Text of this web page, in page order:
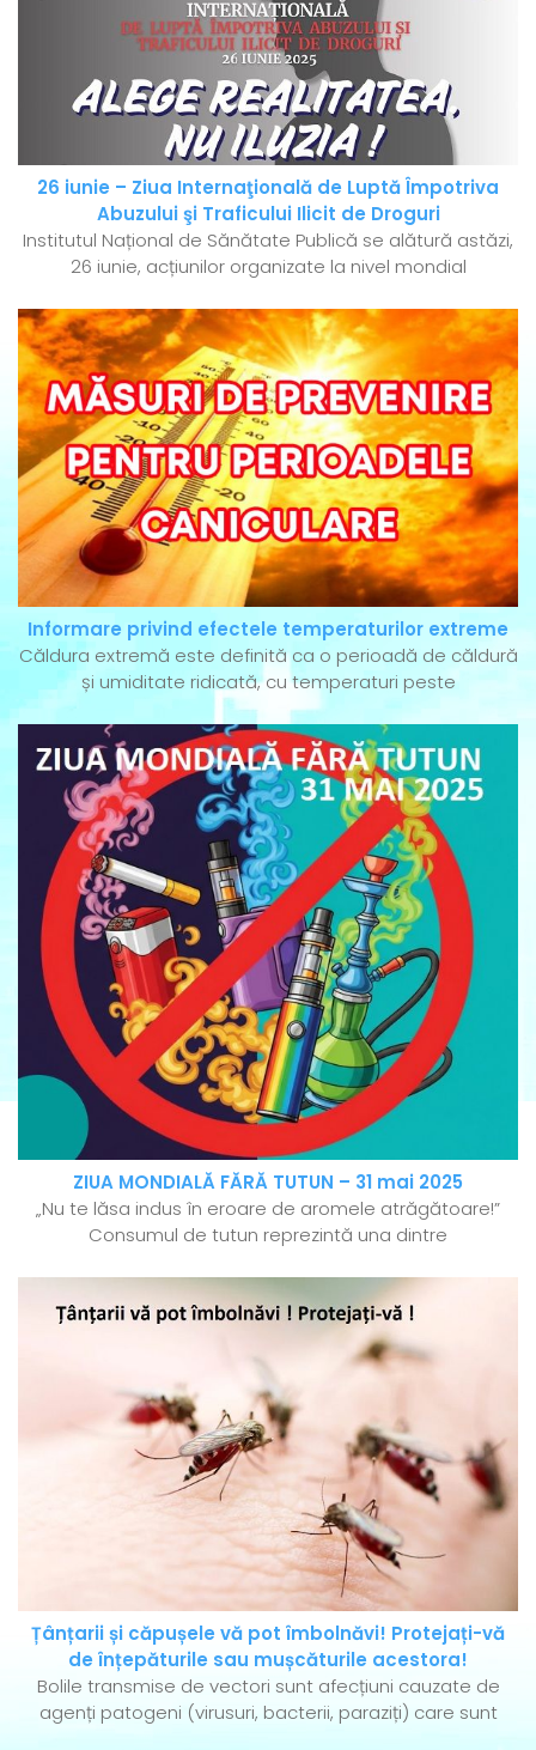
26 iunie – Ziua Internaţională de Luptă Împotriva
Abuzului şi Traficului Ilicit de Droguri
Institutul Național de Sănătate Publică se alătură astăzi,
26 iunie, acțiunilor organizate la nivel mondial
Informare privind efectele temperaturilor extreme
Căldura extremă este definită ca o perioadă de căldură
și umiditate ridicată, cu temperaturi peste
ZIUA MONDIALĂ FĂRĂ TUTUN – 31 mai 2025
„Nu te lăsa indus în eroare de aromele atrăgătoare!”
Consumul de tutun reprezintă una dintre
Țânțarii și căpușele vă pot îmbolnăvi! Protejați-vă
de înțepăturile sau mușcăturile acestora!
Bolile transmise de vectori sunt afecțiuni cauzate de
agenți patogeni (virusuri, bacterii, paraziți) care sunt